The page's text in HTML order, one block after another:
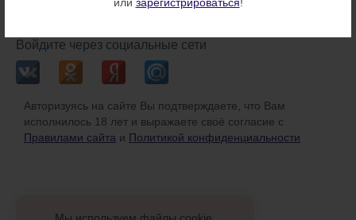
Войдите через социальные сети
Авторизуясь на сайте Вы подтверждаете, что Вам
исполнилось 18 лет и выражаете своё согласие с
Правилами сайта и Политикой конфиденциальности